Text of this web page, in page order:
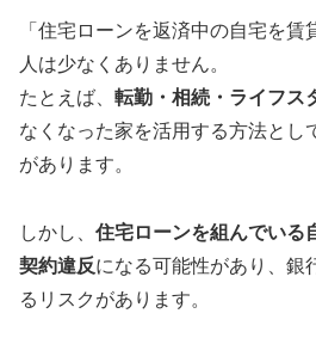
「住宅ローンを返済中の自宅を
人は少なくありません。
たとえば、 転勤・相続・ライフス
なくなった家を活用する方法とし
があります。
しかし、 住宅ローンを組んでいる
契約違反になる可能性があり、銀
るリスクがあります。